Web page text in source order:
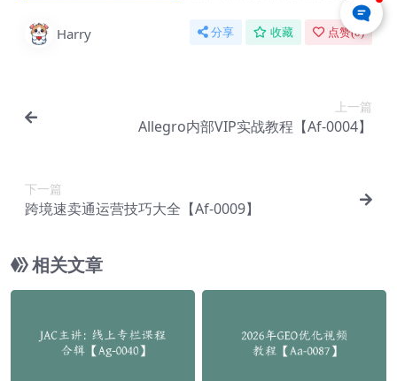
Harry 分享 收藏 点赞(0)
上一篇
Allegro内部VIP实战教程【Af-0004】
下一篇
跨境速卖通运营技巧大全【Af-0009】
相关文章